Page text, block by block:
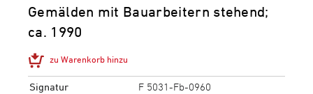
Gemälden mit Bauarbeitern stehend;
ca. 1990
zu Warenkorb hinzu
Signatur
F 5031-Fb-0960